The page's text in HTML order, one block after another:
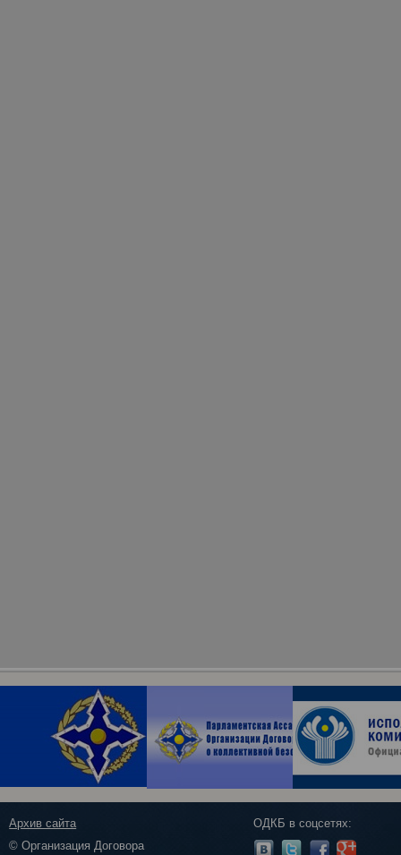
Архив сайта
© Организация Договора
ОДКБ в соцсетях: